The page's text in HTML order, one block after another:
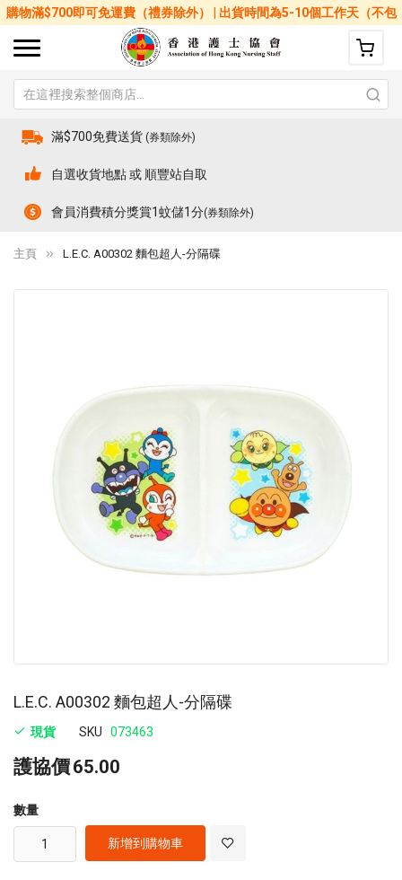
購物滿$700即可免運費（禮券除外） | 出貨時間為5-10個工作天（不包
括星期六、日及公眾假期）
滿$700免費送貨 (券類除外)
自選收貨地點 或 順豐站自取
會員消費積分獎賞1蚊儲1分(券類除外)
主頁 L.E.C. A00302 麵包超人-分隔碟
L.E.C. A00302 麵包超人-分隔碟
現貨 SKU 073463
護協價65.00
數量
新增到購物車